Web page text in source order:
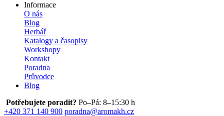
Informace
O nás
Blog
Herbář
Katalogy a časopisy
Workshopy
Kontakt
Poradna
Průvodce
Blog
Potřebujete poradit? Po–Pá: 8–15:30 h
+420 371 140 900 poradna@aromakh.cz